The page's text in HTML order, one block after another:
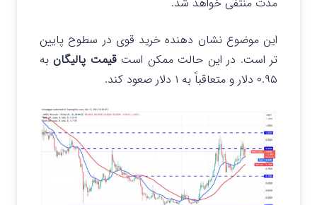
این موضوع نشان دهنده خرید قوی در سطوح پایین
تر است. در این حالت ممکن استقیمت پالیگانبه
۰.۹۵ دلار و متعاقباً به ۱ دلار صعود کند.